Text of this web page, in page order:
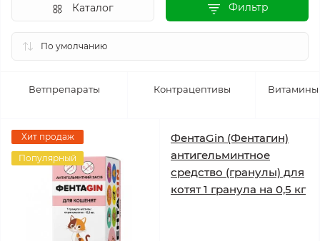
Фильтр
Каталог
Ветпрепараты Контрацептивы Витамины
Хит продаж
Популярный
ФентаGin (Фентагин)
антигельминтное
средство (гранулы) для
котят 1 гранула на 0,5 кг